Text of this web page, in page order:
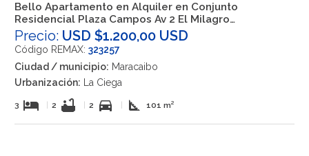
Bello Apartamento en Alquiler en Conjunto
Residencial Plaza Campos Av 2 El Milagro
Maracaibo Zulia
Precio: USD $1.200,00 USD
Código REMAX: 323257
Ciudad / municipio: Maracaibo
Urbanización: La Ciega
3 hotel 2 bathtub 2 directions_car square_foot 101 m²